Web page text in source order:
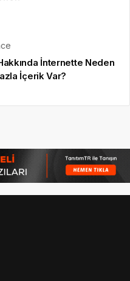
İnternette Neden
İçerik Var?